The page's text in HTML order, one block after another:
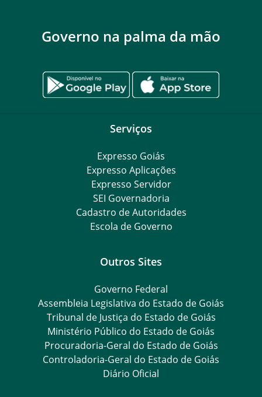
Governo na palma da mão
Serviços
Expresso Goiás
Expresso Aplicações
Expresso Servidor
SEI Governadoria
Cadastro de Autoridades
Escola de Governo
Outros Sites
Governo Federal
Assembleia Legislativa do Estado de Goiás
Tribunal de Justiça do Estado de Goiás
Ministério Público do Estado de Goiás
Procuradoria-Geral do Estado de Goiás
Controladoria-Geral do Estado de Goiás
Diário Oficial